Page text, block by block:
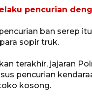
pencurian
ban serep
sopir truk.
terakhir, jajaran
pencurian
kosong.